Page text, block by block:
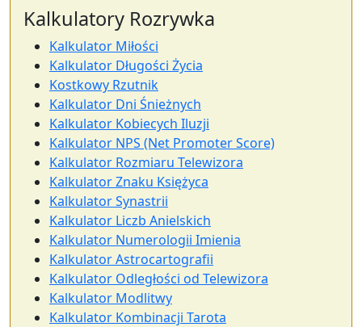
Kalkulatory Rozrywka
Kalkulator Miłości
Kalkulator Długości Życia
Kostkowy Rzutnik
Kalkulator Dni Śnieżnych
Kalkulator Kobiecych Iluzji
Kalkulator NPS (Net Promoter Score)
Kalkulator Rozmiaru Telewizora
Kalkulator Znaku Księżyca
Kalkulator Synastrii
Kalkulator Liczb Anielskich
Kalkulator Numerologii Imienia
Kalkulator Astrocartografii
Kalkulator Odległości od Telewizora
Kalkulator Modlitwy
Kalkulator Kombinacji Tarota